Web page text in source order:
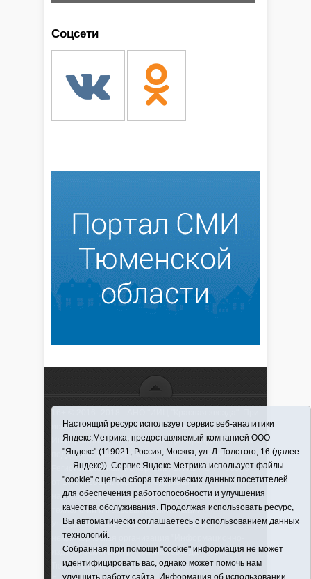
Соцсети
использовании материалов ссылка обязательна
Информационная лента выходит при финансовой
поддержке правительства Тюменской области
Регистрационный номер СМИ ЭЛ № ФС 77-66066
от 10.06. 2016 г. выдано Федеральной службой по
надзору в сфере связи, информационных
технологий и массовых коммуникаций.
Учредитель (соучредители) Автономная
некоммерческая организация "Информационно-
издательский центр "Красная звезда"" (627570,
Тюменская обл., Викуловский р-н, с. Викулово, ул.
Настоящий ресурс использует сервис веб-аналитики
Яндекс.Метрика, предоставляемый компанией ООО
"Яндекс" (119021, Россия, Москва, ул. Л. Толстого, 16 (далее
— Яндекс)). Сервис Яндекс.Метрика использует файлы
"cookie" с целью сбора технических данных посетителей
для обеспечения работоспособности и улучшения
качества обслуживания. Продолжая использовать ресурс,
Вы автоматически соглашаетесь с использованием данных
технологий.
Собранная при помощи "cookie" информация не может
идентифицировать вас, однако может помочь нам
улучшить работу сайта. Информация об использовании